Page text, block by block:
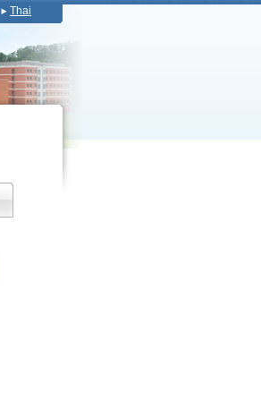
Thai